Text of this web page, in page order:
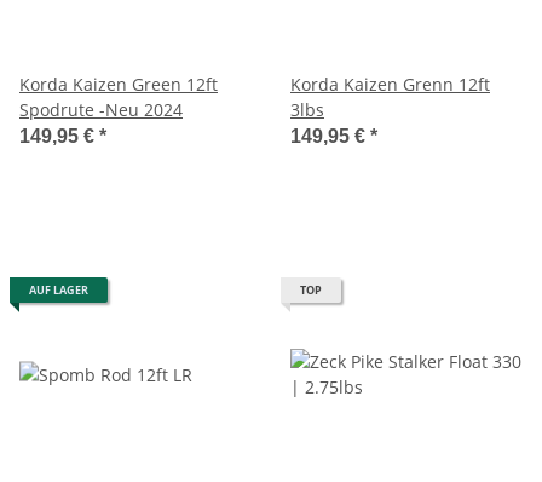
Korda Kaizen Green 12ft
Spodrute -Neu 2024
149,95 € *
Korda Kaizen Grenn 12ft
3lbs
149,95 € *
AUF LAGER TOP